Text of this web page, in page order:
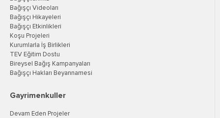
Bağışçı Videoları
Bağışçı Hikayeleri
Bağışçı Etkinlikleri
Koşu Projeleri
Kurumlarla İş Birlikleri
TEV Eğitim Dostu
Bireysel Bağış Kampanyaları
Bağışçı Hakları Beyannamesi
Gayrimenkuller
Devam Eden Projeler